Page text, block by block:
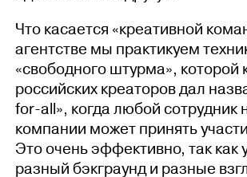
Что касается «креативной
агентстве мы практикуем
«свободного штурма», которой
российских креаторов дал
for-all», когда любой сотрудник
компании может принять
Это очень эффективно, так как
разный бэкграунд и разные